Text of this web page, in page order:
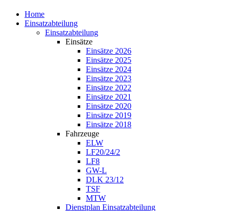
Home
Einsatzabteilung
Einsatzabteilung
Einsätze
Einsätze 2026
Einsätze 2025
Einsätze 2024
Einsätze 2023
Einsätze 2022
Einsätze 2021
Einsätze 2020
Einsätze 2019
Einsätze 2018
Fahrzeuge
ELW
LF20/24/2
LF8
GW-L
DLK 23/12
TSF
MTW
Dienstplan Einsatzabteilung